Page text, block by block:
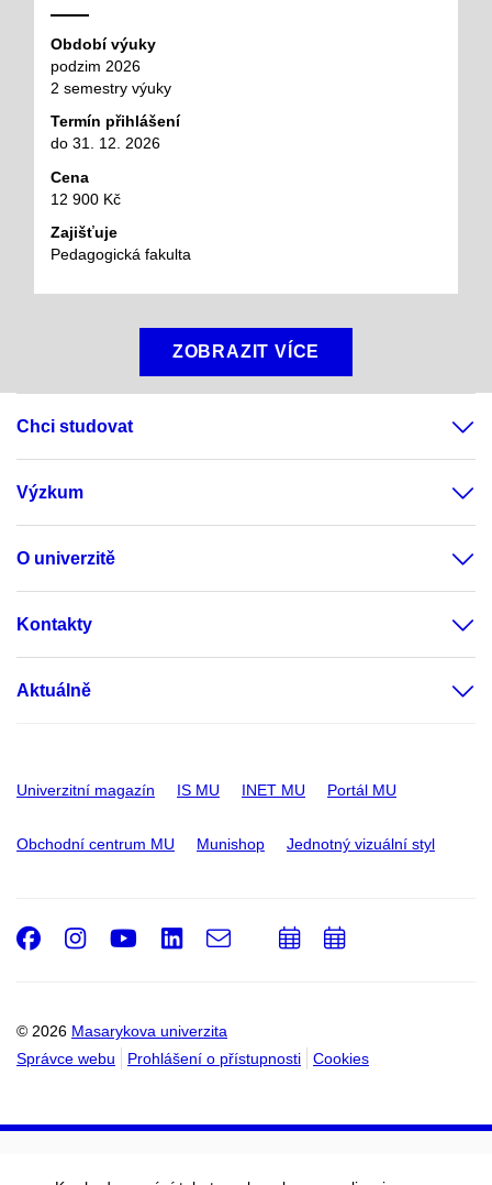
Období výuky
podzim 2026
2 semestry výuky
Termín přihlášení
do 31. 12. 2026
Cena
12 900 Kč
Zajišťuje
Pedagogická fakulta
ZOBRAZIT VÍCE
Chci studovat
Výzkum
O univerzitě
Kontakty
Aktuálně
Univerzitní magazín IS MU INET MU Portál MU
Obchodní centrum MU Munishop Jednotný vizuální styl
© 2026 Masarykova univerzita
Správce webu
Prohlášení o přístupnosti Cookies
Facebook
Instagram
Youtube
LinkedIn
e-
PřidatPřidat